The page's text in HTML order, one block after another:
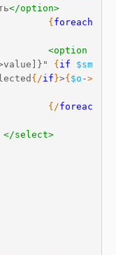
</option>
{ foreach
<option
{ if
$sm
{ /if }>{ $o ->
{ /foreac
</select>